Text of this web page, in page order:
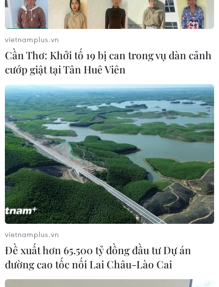
vietnamplus.vn
Cần Thơ: Khởi tố 19 bị can trong vụ dàn cảnh
cướp giật tại Tân Huê Viên
vietnamplus.vn
Đề xuất hơn 65.500 tỷ đồng đầu tư Dự án
đường cao tốc nối Lai Châu-Lào Cai